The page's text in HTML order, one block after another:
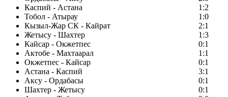
Каспий - Астана
1:2
Тобол - Атырау
1:0
Кызыл-Жар СК - Кайрат
2:1
Жетысу - Шахтер
1:3
Кайсар - Окжетпес
0:1
Актобе - Махтаарал
1:1
Окжетпес - Кайсар
0:1
Астана - Каспий
3:1
Аксу - Ордабасы
0:1
Шахтер - Жетысу
0:1